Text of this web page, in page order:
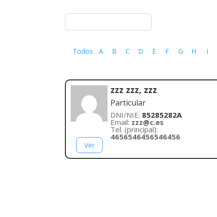
Todos A B C D E F G H I
Ver
zzz zzz, zzz
Particular
DNI/NIE: 85285282A
Email: zzz@c.es
Tel. (principal):
4656546456546456